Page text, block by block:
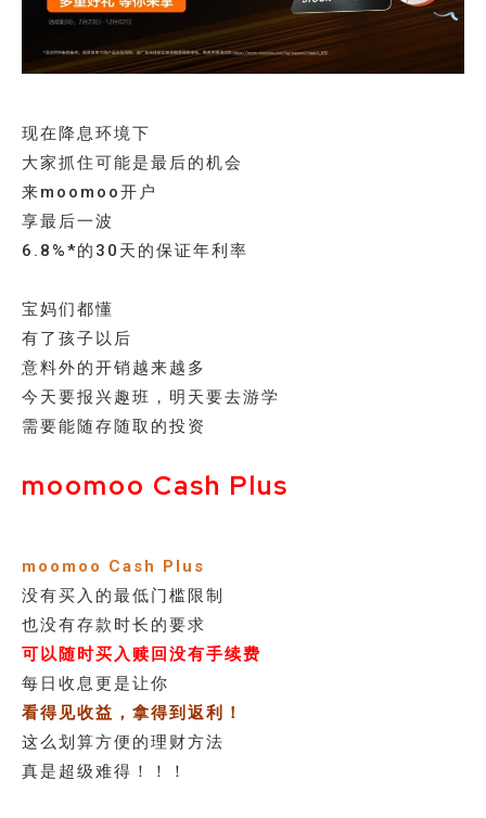
现在降息环境下
大家抓住可能是最后的机会
来moomoo开户
享最后一波
6.8%*的30天的保证年利率
宝妈们都懂
有了孩子以后
意料外的开销越来越多
今天要报兴趣班，明天要去游学
需要能随存随取的投资
moomoo Cash Plus
moomoo Cash Plus
没有买入的最低门槛限制
也没有存款时长的要求
可以随时买入赎回没有手续费
每日收息更是让你
看得见收益，拿得到返利！
这么划算方便的理财方法
真是超级难得！！！